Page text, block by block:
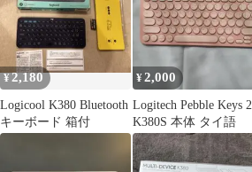
¥2,180
Logicool K380 Bluetooth
キーボード 箱付
¥2,000
Logitech Pebble Keys 2
K380S 本体 タイ語